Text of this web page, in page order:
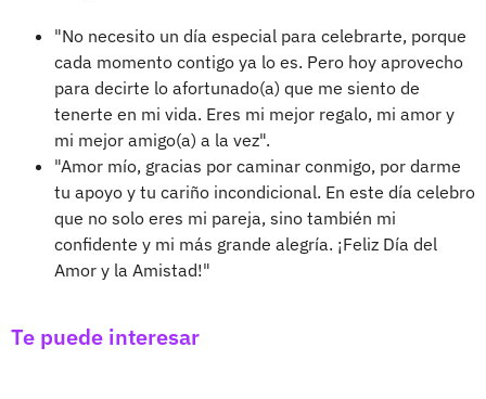
"No necesito un día especial para celebrarte, porque
cada momento contigo ya lo es. Pero hoy aprovecho
para decirte lo afortunado(a) que me siento de
tenerte en mi vida. Eres mi mejor regalo, mi amor y
mi mejor amigo(a) a la vez".
"Amor mío, gracias por caminar conmigo, por darme
tu apoyo y tu cariño incondicional. En este día celebro
que no solo eres mi pareja, sino también mi
confidente y mi más grande alegría. ¡Feliz Día del
Amor y la Amistad!"
Te puede interesar